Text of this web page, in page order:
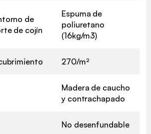
de
de cojín
Espuma de
poliuretano
(16kg/m3)
270/m²
Madera de caucho
y contrachapado
No desenfundable